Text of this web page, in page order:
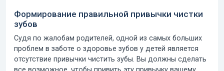
Формирование правильной привычки чистки
зубов
Судя по жалобам родителей, одной из самых больших
проблем в заботе о здоровье зубов у детей является
отсутствие привычки чистить зубы. Вы должны сделать